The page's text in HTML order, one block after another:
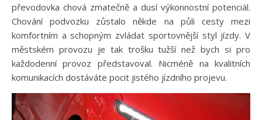
převodovka chová zmatečně a dusí výkonnostní potenciál.
Chování podvozku zůstalo někde na půli cesty mezi
komfortním a schopným zvládat sportovnější styl jízdy. V
městském provozu je tak trošku tužší než bych si pro
každodenní provoz představoval. Nicméně na kvalitních
komunikacích dostáváte pocit jistého jízdního projevu.